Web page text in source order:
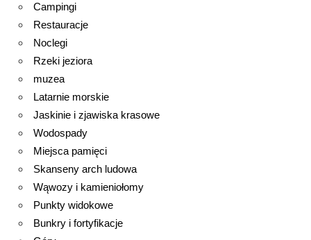
Campingi
Restauracje
Noclegi
Rzeki jeziora
muzea
Latarnie morskie
Jaskinie i zjawiska krasowe
Wodospady
Miejsca pamięci
Skanseny arch ludowa
Wąwozy i kamieniołomy
Punkty widokowe
Bunkry i fortyfikacje